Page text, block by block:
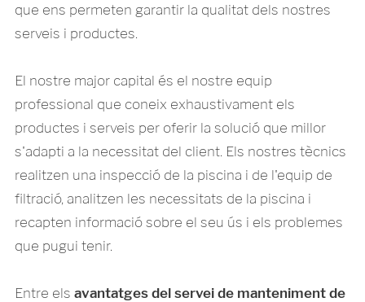
que ens permeten garantir la qualitat dels nostres
serveis i productes.
El nostre major capital és el nostre equip
professional que coneix exhaustivament els
productes i serveis per oferir la solució que millor
s'adapti a la necessitat del client. Els nostres tècnics
realitzen una inspecció de la piscina i de l'equip de
filtració, analitzen les necessitats de la piscina i
recapten informació sobre el seu ús i els problemes
que pugui tenir.
Entre els avantatges del servei de manteniment de